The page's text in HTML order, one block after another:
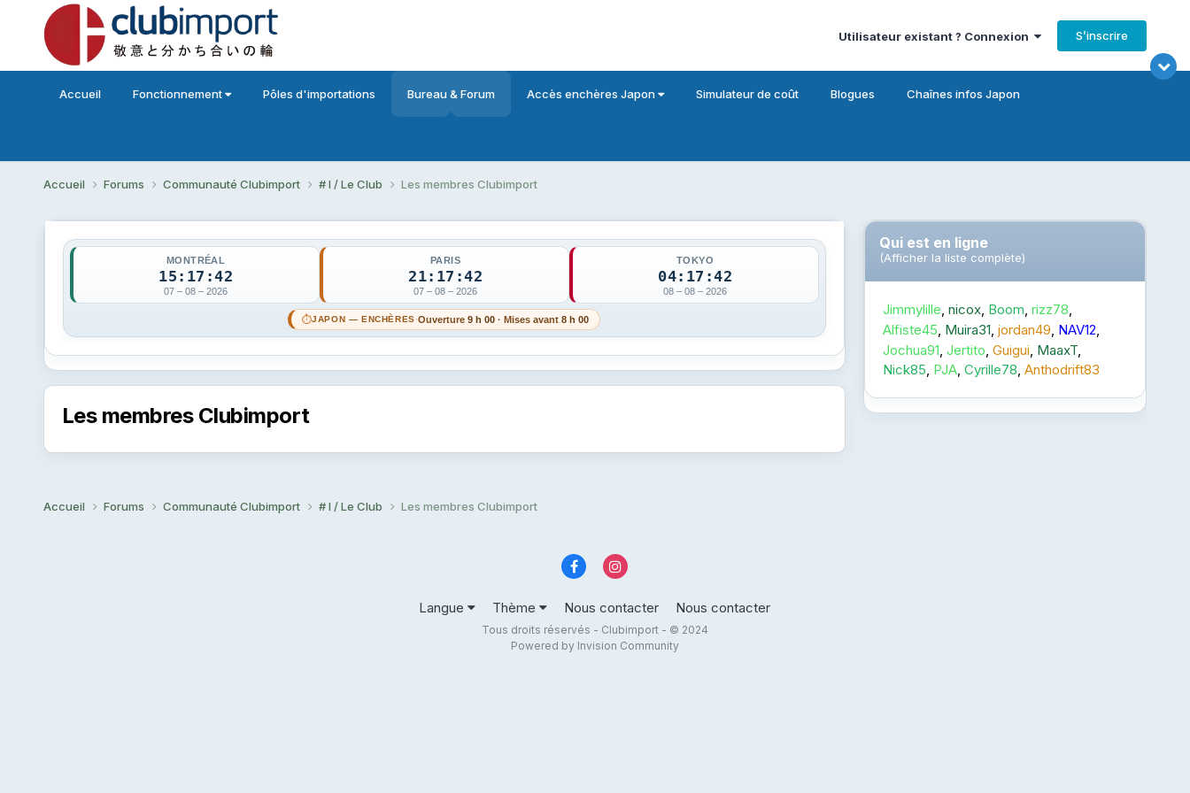
Utilisateur existant ? Connexion S’inscrire
Accueil Fonctionnement Pôles d'importations Bureau & Forum Accès enchères Japon Simulateur de coût Blogues Chaînes infos Japon
Accueil Forums Communauté Clubimport # I / Le Club Les membres Clubimport
MONTRÉAL
15:17:42
07 – 08 – 2026
PARIS
21:17:42
07 – 08 – 2026
TOKYO
04:17:42
08 – 08 – 2026
⏱JAPON — ENCHÈRES·Ouverture 9 h 00· Mises avant 8 h 00
Les membres Clubimport
Qui est en ligne
(Afficher la liste complète)
Jimmylille nicox Boom rizz78
Alfiste45 Muira31 jordan49 NAV12
Jochua91 Jertito Guigui MaaxT
Nick85 PJA Cyrille78 Anthodrift83
Accueil Forums Communauté Clubimport # I / Le Club Les membres Clubimport
Langue Thème Nous contacter Nous contacter
Tous droits réservés - Clubimport - © 2024
Powered by Invision Community